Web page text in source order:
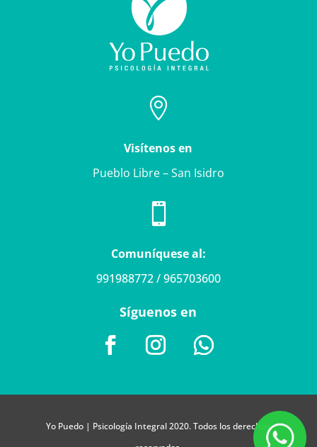

Visítenos en
Pueblo Libre – San Isidro

Comuníquese al:
991988772 / 965703600
Síguenos en
Yo Puedo | Psicología Integral 2020. Todos los derechos